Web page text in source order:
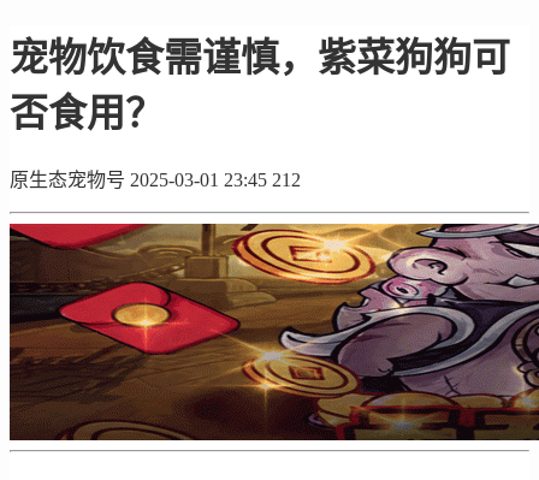
宠物饮食需谨慎，紫菜狗狗可
否食用？
原生态宠物号 2025-03-01 23:45 212